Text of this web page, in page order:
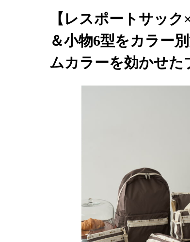
【レスポートサッ
＆小物6型をカラー
ムカラーを効かせた